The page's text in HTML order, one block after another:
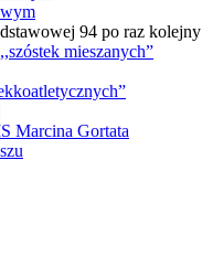
94 po raz kolejny
mieszanych”
Marcina Gortata